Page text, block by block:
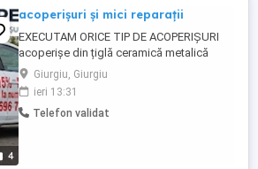
4
acoperișuri și mici reparații
EXECUTAM ORICE TIP DE ACOPERIȘURI
acoperișe din țiglă ceramică metalică
Lindab și tablă cutată sau plană
construcții din lemn (Dulgherii) Modificări
acoperișe izolați polistiren carton reparații
la bloc, zugrăvit interior exterior Vopsit
Giurgiu, Giurgiu
ieri 13:31
Telefon validat